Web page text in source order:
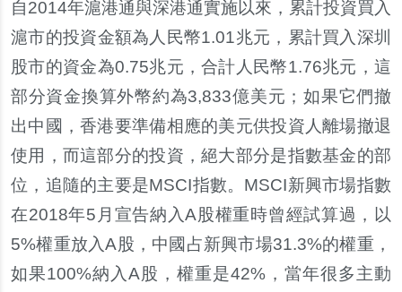
自2014年滬港通與深港通實施以來，累計投資買入
滬市的投資金額為人民幣1.01兆元，累計買入深圳
股市的資金為0.75兆元，合計人民幣1.76兆元，這
部分資金換算外幣約為3,833億美元；如果它們撤
出中國，香港要準備相應的美元供投資人離場撤退
使用，而這部分的投資，絕大部分是指數基金的部
位，追隨的主要是MSCI指數。MSCI新興市場指數
在2018年5月宣告納入A股權重時曾經試算過，以
5%權重放入A股，中國占新興市場31.3%的權重，
如果100%納入A股，權重是42%，當年很多主動